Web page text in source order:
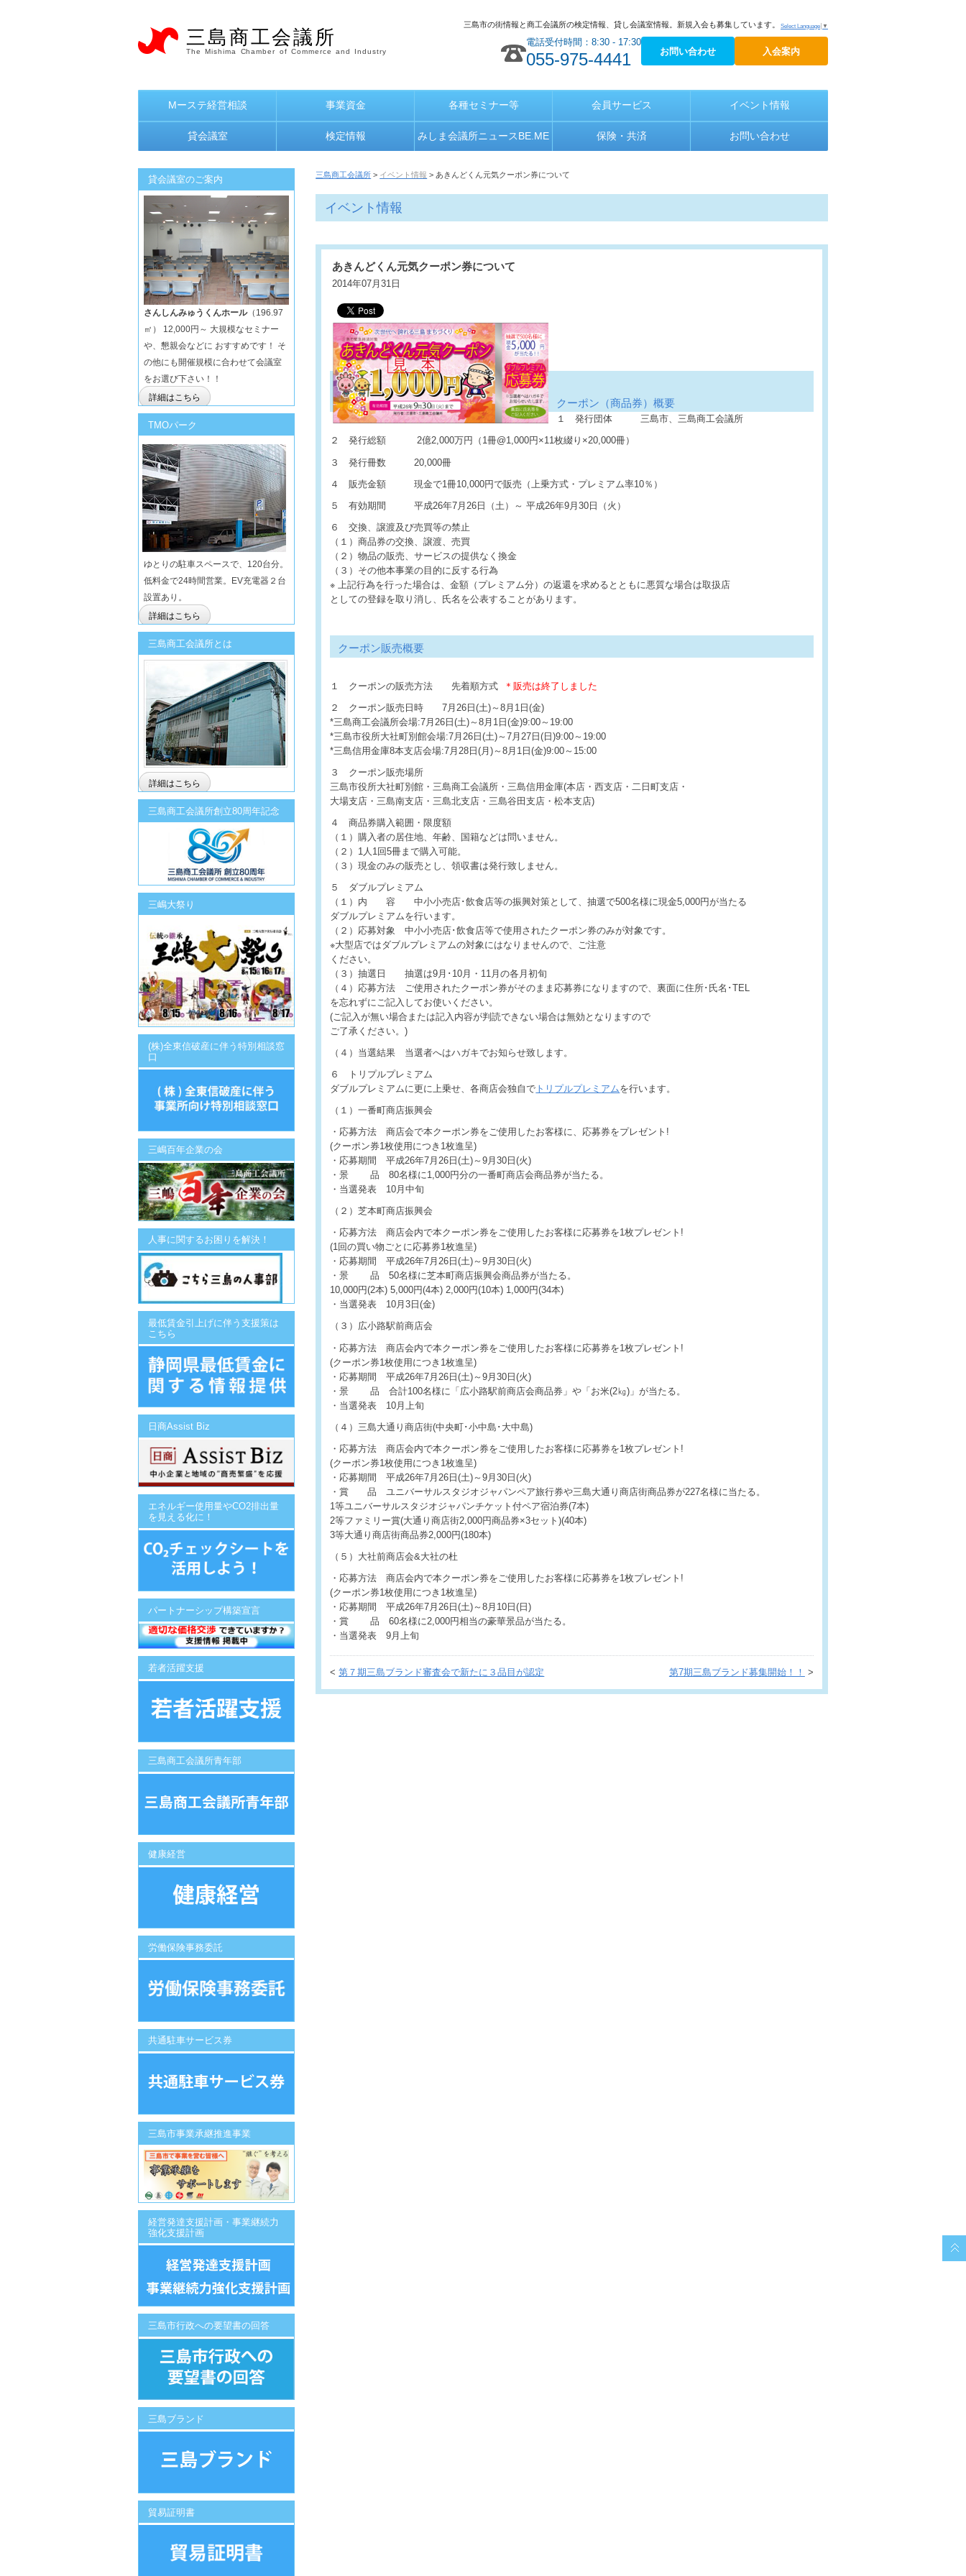
三島商工会議所
The Mishima Chamber of Commerce and Industry
Select Language ▼
三島市の街情報と商工会議所の検定情報、貸し会議室情報。新規入会も募集しています。
電話受付時間：8:30 - 17:30
055-975-4441 お問い合わせ 入会案内
Mーステ経営相談 事業資金 各種セミナー等 会員サービス イベント情報
貸会議室 検定情報 みしま会議所ニュースBE.ME 保険・共済 お問い合わせ
三島商工会議所 > イベント情報 > あきんどくん元気クーポン券について
イベント情報
あきんどくん元気クーポン券について
2014年07月31日
クーポン（商品券）概要
１ 発行団体 三島市、三島商工会議所
２ 発行総額 2億2,000万円（1冊@1,000円×11枚綴り×20,000冊）
３ 発行冊数 20,000冊
４ 販売金額 現金で1冊10,000円で販売（上乗方式・プレミアム率10％）
５ 有効期間 平成26年7月26日（土）～ 平成26年9月30日（火）
６ 交換、譲渡及び売買等の禁止
（１）商品券の交換、譲渡、売買
（２）物品の販売、サービスの提供なく換金
（３）その他本事業の目的に反する行為
※ 上記行為を行った場合は、金額（プレミアム分）の返還を求めるとともに悪質な場合は取扱店
としての登録を取り消し、氏名を公表することがあります。
クーポン販売概要
１ クーポンの販売方法 先着順方式 ＊販売は終了しました
２ クーポン販売日時 7月26日(土)～8月1日(金)
*三島商工会議所会場:7月26日(土)～8月1日(金)9:00～19:00
*三島市役所大社町別館会場:7月26日(土)～7月27日(日)9:00～19:00
*三島信用金庫8本支店会場:7月28日(月)～8月1日(金)9:00～15:00
３ クーポン販売場所
三島市役所大社町別館・三島商工会議所・三島信用金庫(本店・西支店・二日町支店・
大場支店・三島南支店・三島北支店・三島谷田支店・松本支店)
４ 商品券購入範囲・限度額
（１）購入者の居住地、年齢、国籍などは問いません。
（２）1人1回5冊まで購入可能。
（３）現金のみの販売とし、領収書は発行致しません。
５ ダブルプレミアム
（１）内 容 中小小売店･飲食店等の振興対策として、抽選で500名様に現金5,000円が当たる
ダブルプレミアムを行います。
（２）応募対象 中小小売店･飲食店等で使用されたクーポン券のみが対象です。
※大型店ではダブルプレミアムの対象にはなりませんので、ご注意
ください。
（３）抽選日 抽選は9月･10月・11月の各月初旬
（４）応募方法 ご使用されたクーポン券がそのまま応募券になりますので、裏面に住所･氏名･TEL
を忘れずにご記入してお使いください。
(ご記入が無い場合または記入内容が判読できない場合は無効となりますので
ご了承ください。)
（４）当選結果 当選者へはハガキでお知らせ致します。
６ トリプルプレミアム
ダブルプレミアムに更に上乗せ、各商店会独自で トリプルプレミアムを行います。
（１）一番町商店振興会
・応募方法 商店会で本クーポン券をご使用したお客様に、応募券をプレゼント!
(クーポン券1枚使用につき1枚進呈)
・応募期間 平成26年7月26日(土)～9月30日(火)
・景 品 80名様に1,000円分の一番町商店会商品券が当たる。
・当選発表 10月中旬
（２）芝本町商店振興会
・応募方法 商店会内で本クーポン券をご使用したお客様に応募券を1枚プレゼント!
(1回の買い物ごとに応募券1枚進呈)
・応募期間 平成26年7月26日(土)～9月30日(火)
・景 品 50名様に芝本町商店振興会商品券が当たる。
10,000円(2本) 5,000円(4本) 2,000円(10本) 1,000円(34本)
・当選発表 10月3日(金)
（３）広小路駅前商店会
・応募方法 商店会内で本クーポン券をご使用したお客様に応募券を1枚プレゼント!
(クーポン券1枚使用につき1枚進呈)
・応募期間 平成26年7月26日(土)～9月30日(火)
・景 品 合計100名様に「広小路駅前商店会商品券」や「お米(2㎏)」が当たる。
・当選発表 10月上旬
（４）三島大通り商店街(中央町･小中島･大中島)
・応募方法 商店会内で本クーポン券をご使用したお客様に応募券を1枚プレゼント!
(クーポン券1枚使用につき1枚進呈)
・応募期間 平成26年7月26日(土)～9月30日(火)
・賞 品 ユニバーサルスタジオジャパンペア旅行券や三島大通り商店街商品券が227名様に当たる。
1等ユニバーサルスタジオジャパンチケット付ペア宿泊券(7本)
2等ファミリー賞(大通り商店街2,000円商品券×3セット)(40本)
3等大通り商店街商品券2,000円(180本)
（５）大社前商店会&大社の杜
・応募方法 商店会内で本クーポン券をご使用したお客様に応募券を1枚プレゼント!
(クーポン券1枚使用につき1枚進呈)
・応募期間 平成26年7月26日(土)～8月10日(日)
・賞 品 60名様に2,000円相当の豪華景品が当たる。
・当選発表 9月上旬
<第７期三島ブランド審査会で新たに３品目が認定 第7期三島ブランド募集開始！！ >
貸会議室のご案内
さんしんみゅうくんホール（196.97
㎡） 12,000円～ 大規模なセミナー
や、懇親会などに おすすめです！ そ
の他にも開催規模に合わせて会議室
をお選び下さい！！
詳細はこちら
TMOパーク
ゆとりの駐車スペースで、120台分。
低料金で24時間営業。EV充電器２台
設置あり。
詳細はこちら
三島商工会議所とは
詳細はこちら
三島商工会議所創立80周年記念
三嶋大祭り
(株)全東信破産に伴う特別相談窓
口
三嶋百年企業の会
人事に関するお困りを解決！
最低賃金引上げに伴う支援策は
こちら
日商Assist Biz
エネルギー使用量やCO2排出量
を見える化に！
パートナーシップ構築宣言
若者活躍支援
三島商工会議所青年部
健康経営
労働保険事務委託
共通駐車サービス券
三島市事業承継推進事業
経営発達支援計画・事業継続力
強化支援計画
三島市行政への要望書の回答
三島ブランド
貿易証明書